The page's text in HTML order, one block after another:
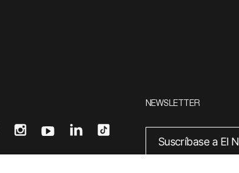
NEWSLETTER